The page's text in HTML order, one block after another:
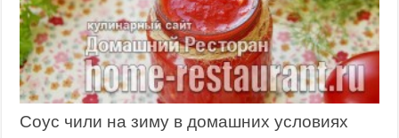
Соус чили на зиму в домашних условиях